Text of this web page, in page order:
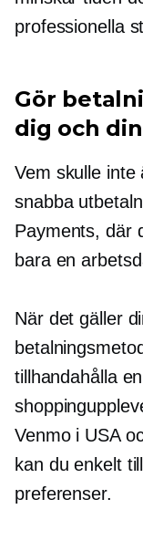
professionella
Gör
dig och
Vem skulle inte
snabba
Payments, där
bara en
När det gäller
tillhandahålla en
Venmo i USA
kan du enkelt
preferenser.